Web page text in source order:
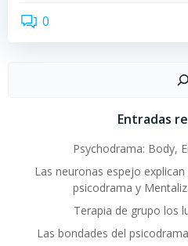
0
Entradas
Psychodrama: Body,
Las neuronas espejo
psicodrama y
Terapia de grupo los
Las bondades del